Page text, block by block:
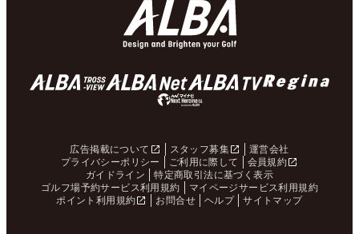
広告掲載について スタッフ募集
運営会社
プライバシーポリシー
ご利用に際して
会員規約
ガイドライン
特定商取引法に基づく表示
ゴルフ場予約サービス利用規約
マイページサービス利用規約
ポイント利用規約
お問合せ ヘルプ サイトマップ